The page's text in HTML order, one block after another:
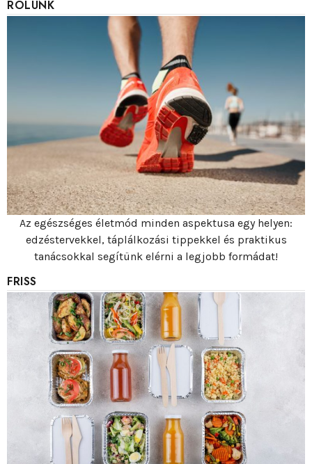
RÓLUNK
Az egészséges életmód minden aspektusa egy helyen:
edzéstervekkel, táplálkozási tippekkel és praktikus
tanácsokkal segítünk elérni a legjobb formádat!
FRISS